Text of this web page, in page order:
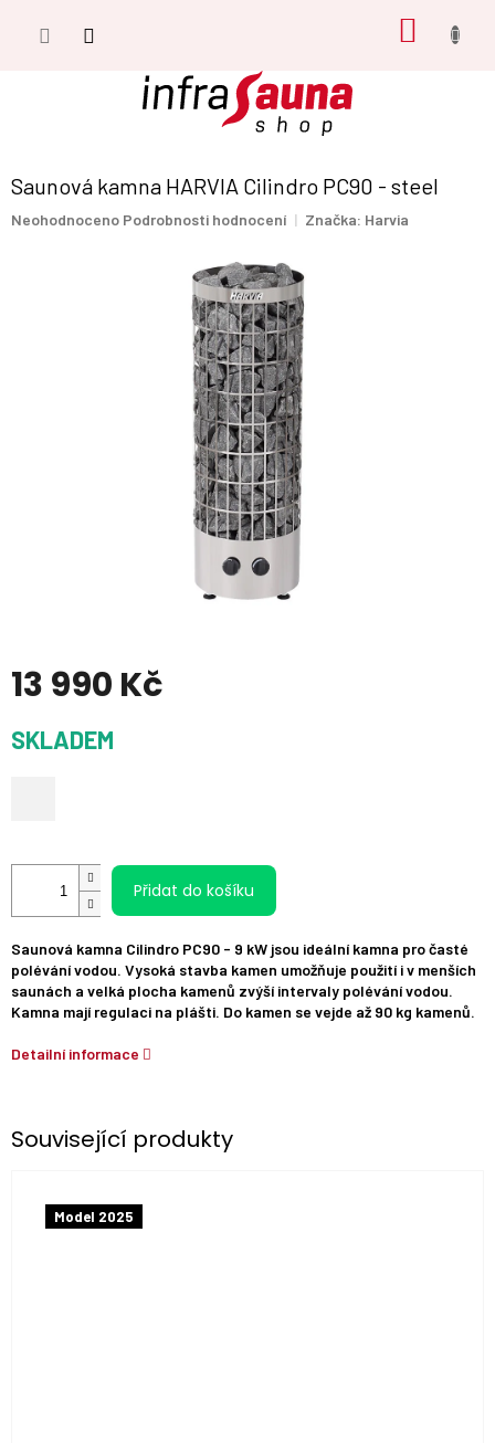
Saunová kamna HARVIA Cilindro PC90 - steel
Průměrné
Neohodnoceno Podrobnosti hodnocení Značka: Harvia
13 990 Kč
cena:
SKLADEM
Přidat do košíku
Saunová kamna Cilindro PC90 - 9 kW jsou ideální kamna pro časté
polévání vodou. Vysoká stavba kamen umožňuje použití i v menších
saunách a velká plocha kamenů zvýší intervaly polévání vodou.
Kamna mají regulaci na plášti. Do kamen se vejde až 90 kg kamenů.
Detailní informace
Související produkty
Model 2025